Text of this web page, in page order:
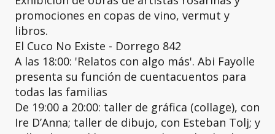
promociones en copas de vino, vermut y
libros.
El Cuco No Existe - Dorrego 842
A las 18:00: 'Relatos con algo más'. Abi Fayolle
presenta su función de cuentacuentos para
todas las familias
De 19:00 a 20:00: taller de gráfica (collage), con
Ire D’Anna; taller de dibujo, con Esteban Tolj; y